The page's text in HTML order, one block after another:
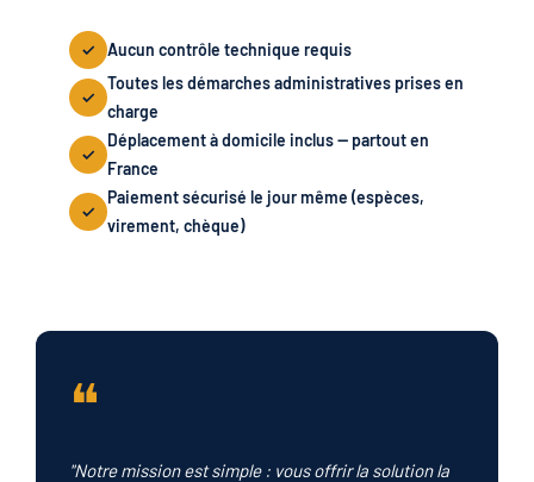
Aucun contrôle technique requis
Toutes les démarches administratives prises en
charge
Déplacement à domicile inclus — partout en
France
Paiement sécurisé le jour même (espèces,
virement, chèque)
❝
"Notre mission est simple : vous offrir la solution la